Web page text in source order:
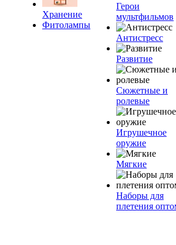
Хранение
Фитолампы
Герои
мультфильмов
Антистресс
Развитие
Сюжетные и
ролевые
Игрушечное
оружие
Мягкие
Наборы для
плетения